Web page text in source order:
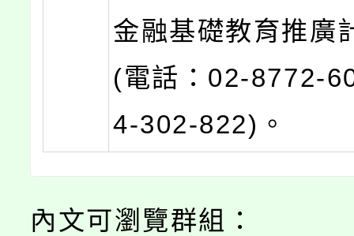
金融基礎教育推廣
(電話：02-8772-
4-302-822)。
內文可瀏覽群組：